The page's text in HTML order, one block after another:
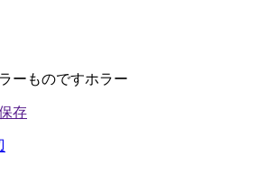
ーものですホラー